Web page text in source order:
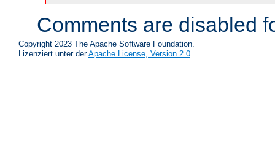
Comments are disabled
Copyright 2023 The Apache Software Foundation.
Lizenziert unter derApache License, Version 2.0.